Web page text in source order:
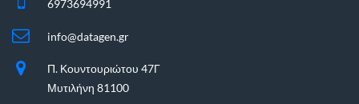
6973694991
info@datagen.gr
Π. Κουντουριώτου 47Γ
Μυτιλήνη 81100